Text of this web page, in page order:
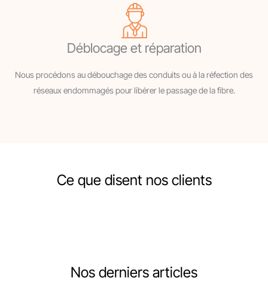
Déblocage et réparation
Nous procédons au débouchage des conduits ou à la réfection des
réseaux endommagés pour libérer le passage de la fibre.
Ce que disent nos clients
Nos derniers articles